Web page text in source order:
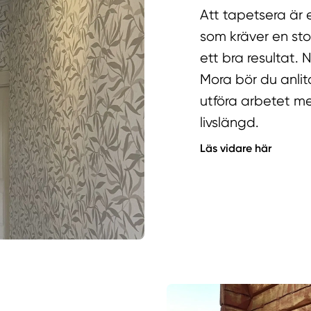
Att tapetsera är
som kräver en
ett bra resultat.
Mora bör du
utföra arbetet
livslängd.
Läs vidare här